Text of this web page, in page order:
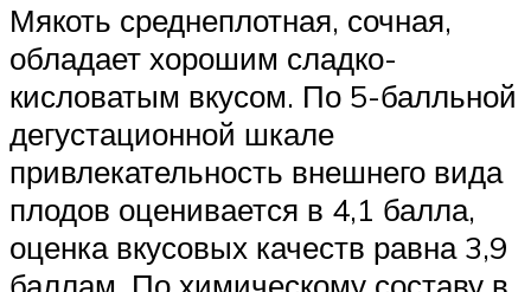
Мякоть среднеплотная, сочная,
обладает хорошим сладко-
кисловатым вкусом. По 5-балльной
дегустационной шкале
привлекательность внешнего вида
плодов оценивается в 4,1 балла,
оценка вкусовых качеств равна 3,9